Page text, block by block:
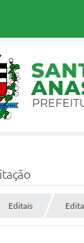
Editais